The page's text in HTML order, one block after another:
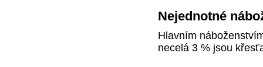
Nejednotné
Hlavním
necelá 3 % jsou